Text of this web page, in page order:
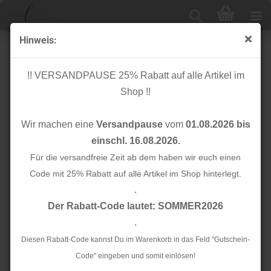
Hinweis:
!! VERSANDPAUSE 25% Rabatt auf alle Artikel im
Shop !!
Wir machen eine Versandpausevom 01.08.2026 bis
einschl. 16.08.2026.
Für die versandfreie Zeit ab dem haben wir euch einen
Code mit 25% Rabatt auf alle Artikel im Shop hinterlegt.
.
Der Rabatt-Code lautet: SOMMER2026
.
Diesen Rabatt-Code kannst Du im Warenkorb in das Feld "Gutschein-
Code" eingeben und somit einlösen!
Bio Bündchen Schlauch - 1/1 Rib - terra